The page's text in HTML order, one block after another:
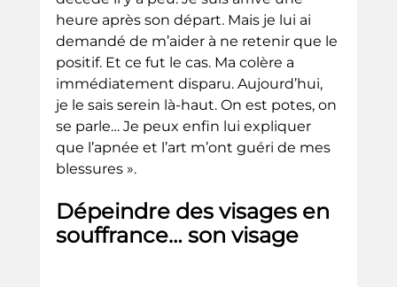
heure après son départ. Mais je lui ai
demandé de m’aider à ne retenir que le
positif. Et ce fut le cas. Ma colère a
immédiatement disparu. Aujourd’hui,
je le sais serein là-haut. On est potes, on
se parle… Je peux enfin lui expliquer
que l’apnée et l’art m’ont guéri de mes
blessures ».
Dépeindre des visages en
souffrance… son visage